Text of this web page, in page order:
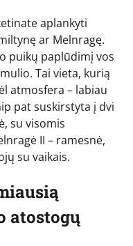
aplankyti
ar Melnragę.
puikų paplūdimį vos
Tai vieta, kurią
atmosfera – labiau
pat suskirstyta į dvi
su visomis
II – ramesnė,
su vaikais.
atostogų